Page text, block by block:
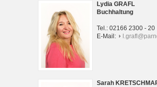
Lydia GRAFL
Buchhaltung
Tel.: 02166 2300 - 20
E-Mail:
Sarah